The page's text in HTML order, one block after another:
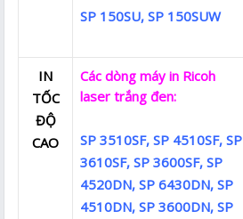
SP 150SU, SP 150SUW
IN
TỐC
ĐỘ
CAO
Các dòng máy in Ricoh
laser trắng đen:
SP 3510SF, SP 4510SF, SP
3610SF, SP 3600SF, SP
4520DN, SP 6430DN, SP
4510DN, SP 3600DN, SP